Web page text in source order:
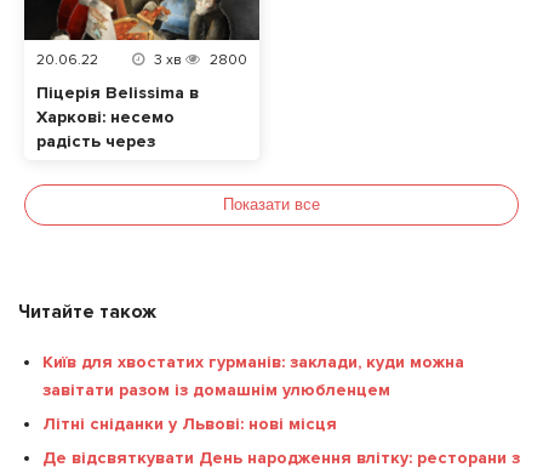
20.06.22 3 хв 2800
Піцерія Belissima в
Харкові: несемо
радість через
Показати все
Читайте також
Київ для хвостатих гурманів: заклади, куди можна
завітати разом із домашнім улюбленцем
Літні сніданки у Львові: нові місця
Де відсвяткувати День народження влітку: ресторани з